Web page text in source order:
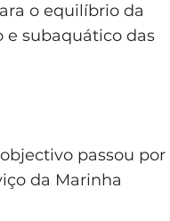
o equilíbrio da
subaquático das
passou por
da Marinha